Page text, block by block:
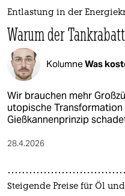
Entlastung in der
Warum der
KolumneWas
Wir brauchen mehr
utopische Transformation
Gießkannenprinzip
28.4.2026
Steigende Preise für Öl